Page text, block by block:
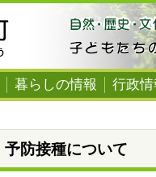
暮らしの情報 行政情
予防接種について